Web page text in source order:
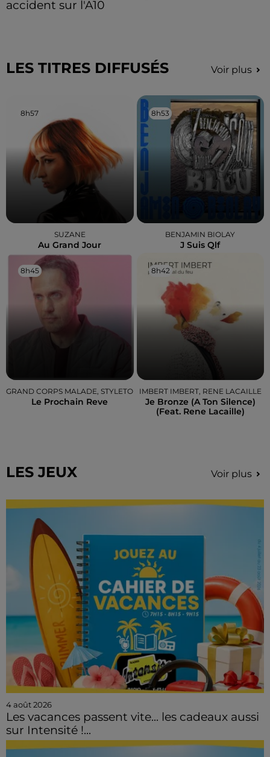
accident sur l'A10
LES TITRES DIFFUSÉS Voir plus
8h57
8h57
SUZANE
Au Grand Jour
8h53
8h53
BENJAMIN BIOLAY
J Suis Qlf
8h45
8h45
GRAND CORPS MALADE, STYLETO
Le Prochain Reve
8h42
8h42
IMBERT IMBERT, RENE LACAILLE
Je Bronze (a Ton Silence)
(feat. Rene Lacaille)
LES JEUX Voir plus
4 août 2026
Les vacances passent vite... les cadeaux aussi
sur Intensité !...